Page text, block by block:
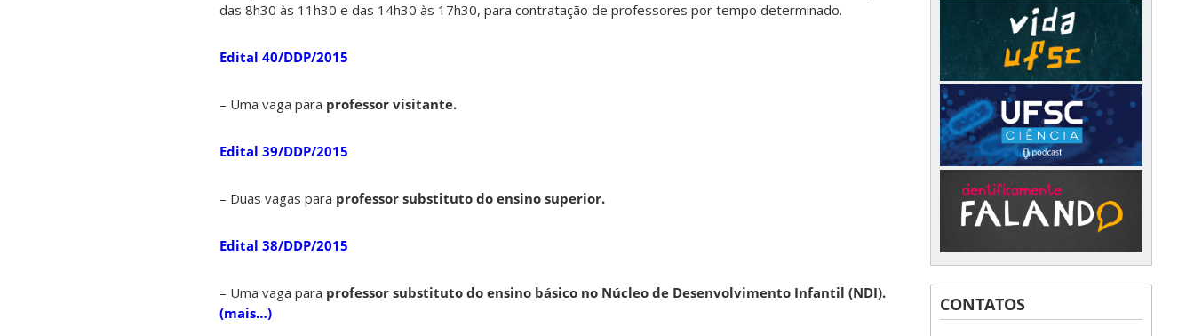
das 8h30 às 11h30 e das 14h30 às 17h30, para contratação de professores por tempo determinado.
Edital 40/DDP/2015
– Uma vaga para professor visitante.
Edital 39/DDP/2015
– Duas vagas para professor substituto do ensino superior.
Edital 38/DDP/2015
– Uma vaga para professor substituto do ensino básico no Núcleo de Desenvolvimento Infantil (NDI).
(mais…)
CONTATOS